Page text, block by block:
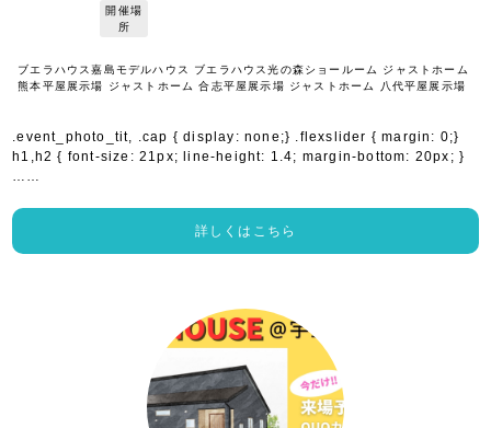
開催場
所
ブエラハウス嘉島モデルハウス ブエラハウス光の森ショールーム ジャストホーム
熊本平屋展示場 ジャストホーム 合志平屋展示場 ジャストホーム 八代平屋展示場
.event_photo_tit, .cap { display: none;} .flexslider { margin: 0;}
h1,h2 { font-size: 21px; line-height: 1.4; margin-bottom: 20px; }
……
詳しくはこちら